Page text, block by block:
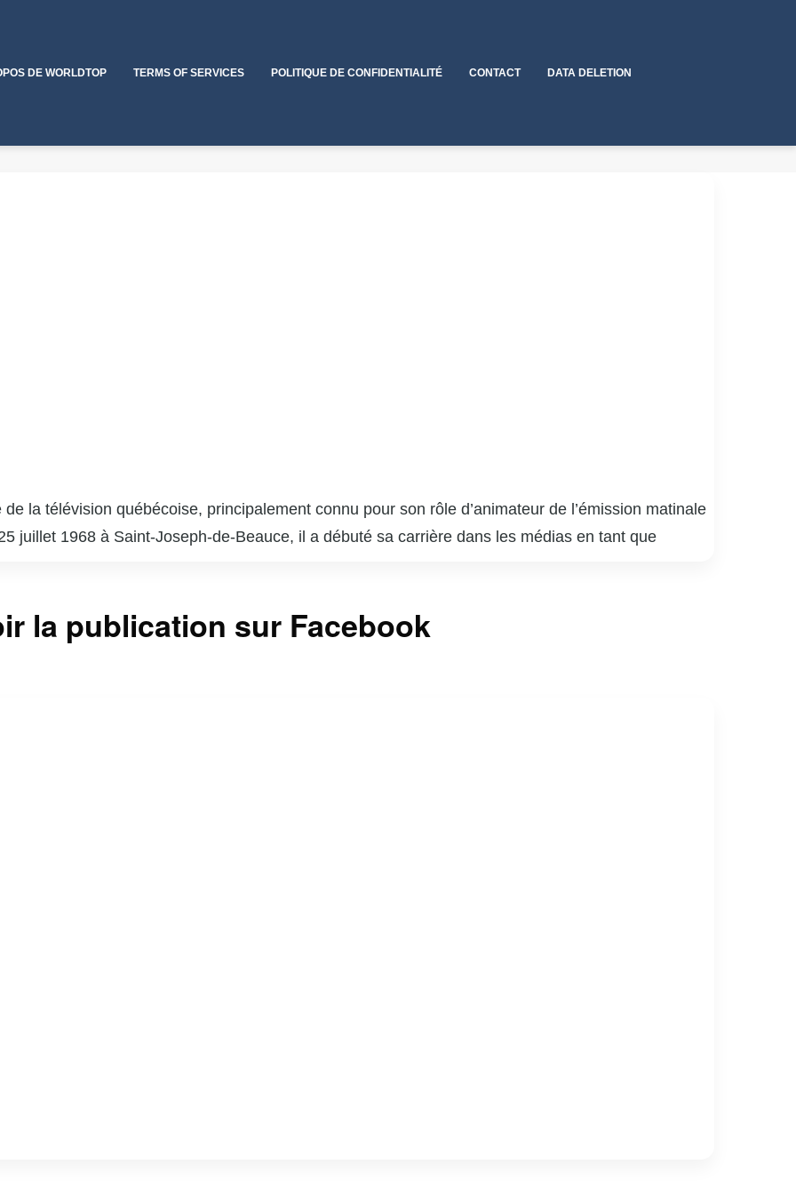
DE WORLDTOP TERMS OF SERVICES POLITIQUE DE CONFIDENTIALITÉ CONTACT DATA DELETION
la télévision québécoise, principalement connu pour son rôle d’animateur de l’émission matinale
juillet 1968 à Saint-Joseph-de-Beauce, il a débuté sa carrière dans les médias en tant que
causes sociales et caritatives, ce qui lui a valu une grande admiration et respect de la part de
non seulement un animateur talentueux, mais aussi un homme de cœur, dont l’engagement et la
la publication sur Facebook